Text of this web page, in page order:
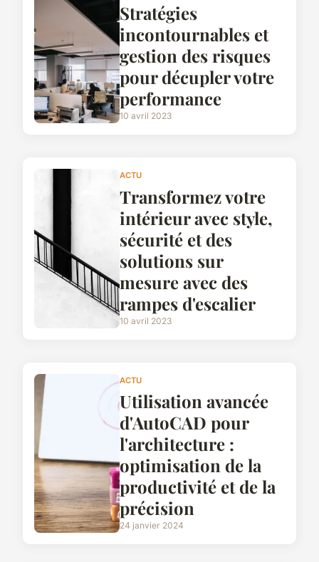
Stratégies
incontournables et
gestion des risques
pour décupler votre
performance
10 avril 2023
ACTU
Transformez votre
intérieur avec style,
sécurité et des
solutions sur
mesure avec des
rampes d'escalier
10 avril 2023
ACTU
Utilisation avancée
d'AutoCAD pour
l'architecture :
optimisation de la
productivité et de la
précision
24 janvier 2024